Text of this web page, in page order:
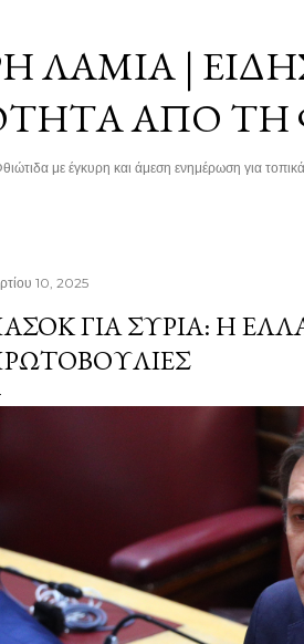
ΛΑΜΊΑ |
ΑΠΌ ΤΗ
με έγκυρη και άμεση ενημέρωση για τοπικά
10, 2025
ΓΙΑ ΣΥΡΊΑ: Η